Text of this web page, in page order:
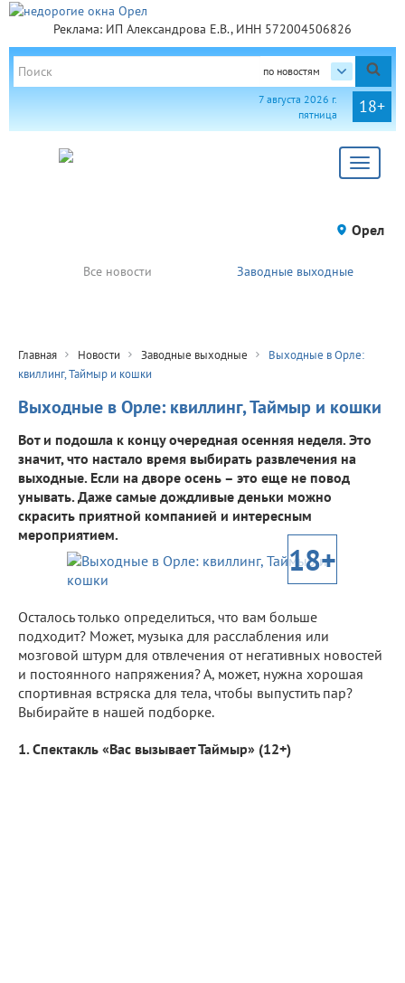
Реклама: ИП Александрова Е.В., ИНН 572004506826
по новостям
18+
7 августа 2026 г.
пятница
Toggle
Орел
Все новости Заводные выходные
Главная Новости Заводные выходные
Выходные в Орле:
квиллинг, Таймыр и кошки
Выходные в Орле: квиллинг, Таймыр и кошки
Вот и подошла к концу очередная осенняя неделя. Это
значит, что настало время выбирать развлечения на
выходные. Если на дворе осень – это еще не повод
унывать. Даже самые дождливые деньки можно
скрасить приятной компанией и интересным
мероприятием.
18+
Осталось только определиться, что вам больше
подходит? Может, музыка для расслабления или
мозговой штурм для отвлечения от негативных новостей
и постоянного напряжения? А, может, нужна хорошая
спортивная встряска для тела, чтобы выпустить пар?
Выбирайте в нашей подборке.
1. Спектакль «Вас вызывает Таймыр» (12+)